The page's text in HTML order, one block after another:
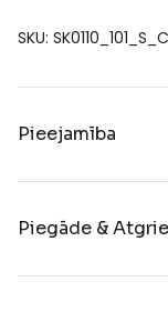
SKU:
Pieejamība
Piegāde &